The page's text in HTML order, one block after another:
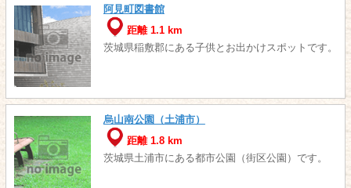
阿見町図書館
距離 1.1 km
茨城県稲敷郡にある子供とお出かけスポットです。
烏山南公園（土浦市）
距離 1.8 km
茨城県土浦市にある都市公園（街区公園）です。